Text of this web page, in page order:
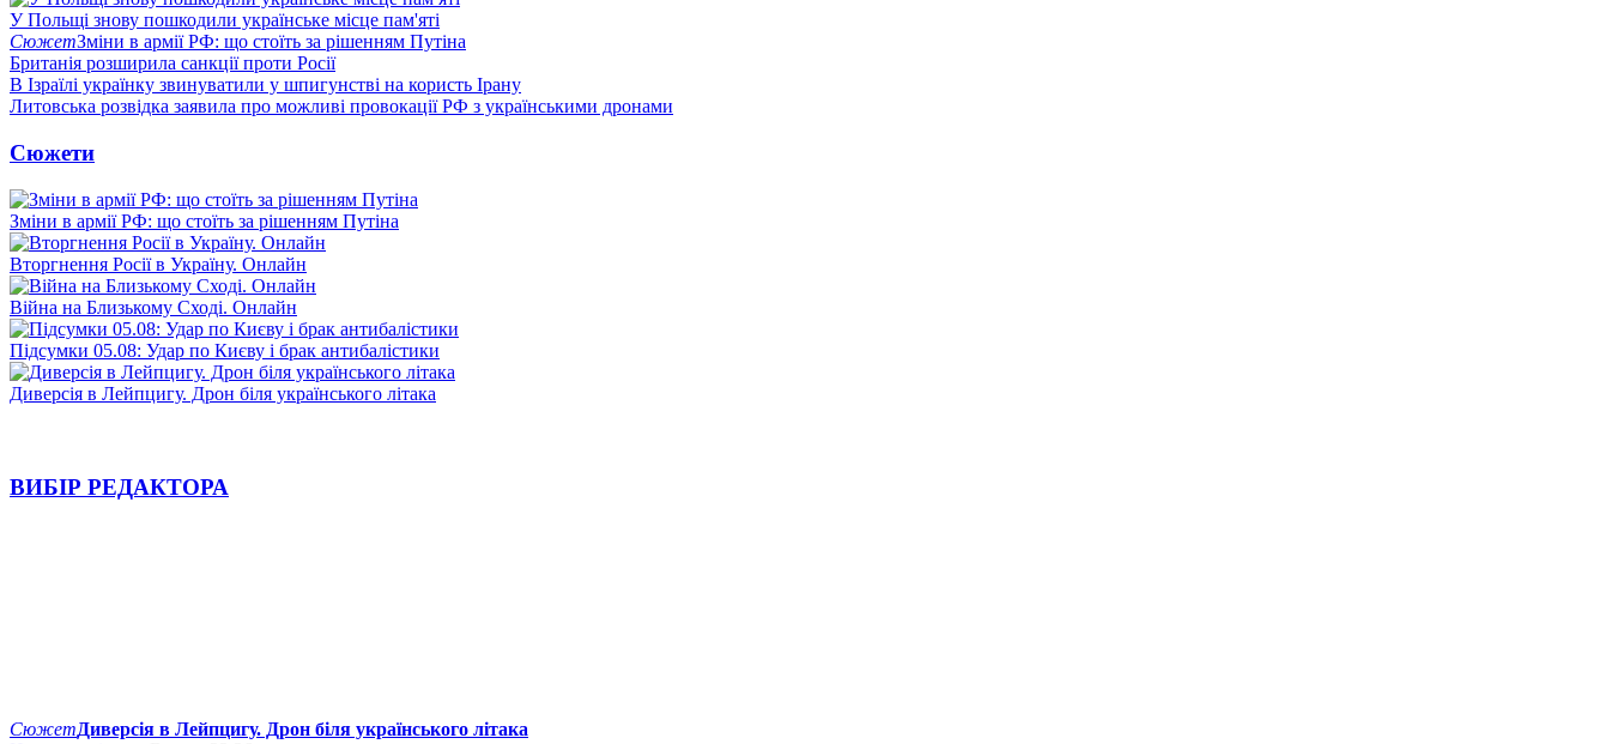
У Польщі знову пошкодили українське місце пам'яті
СюжетЗміни в армії РФ: що стоїть за рішенням Путіна
Британія розширила санкції проти Росії
В Ізраїлі українку звинуватили у шпигунстві на користь Ірану
Литовська розвідка заявила про можливі провокації РФ з українськими дронами
Сюжети
Зміни в армії РФ: що стоїть за рішенням Путіна
Вторгнення Росії в Україну. Онлайн
Війна на Близькому Сході. Онлайн
Підсумки 05.08: Удар по Києву і брак антибалістики
Диверсія в Лейпцигу. Дрон біля українського літака
ВИБІР РЕДАКТОРА
СюжетДиверсія в Лейпцигу. Дрон біля українського літака